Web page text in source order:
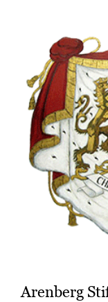
Arenberg